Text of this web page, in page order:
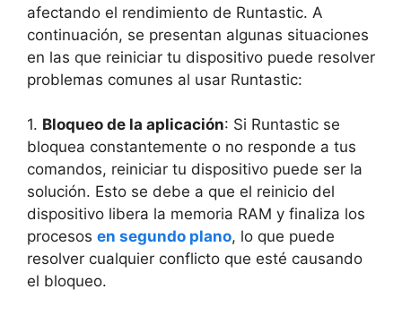
afectando el⁤ rendimiento de ‍Runtastic. A
continuación,⁢ se presentan algunas situaciones
en las que reiniciar tu dispositivo puede resolver
problemas comunes⁣ al usar Runtastic:
1. Bloqueo de la aplicación: Si Runtastic se
bloquea constantemente o no responde a tus
comandos, reiniciar tu dispositivo puede ser la
solución. Esto se debe a que el reinicio ⁤del⁤
dispositivo libera la memoria‍ RAM⁢ y finaliza los
procesos en segundo plano, lo que puede
resolver cualquier conflicto que esté causando
el bloqueo.